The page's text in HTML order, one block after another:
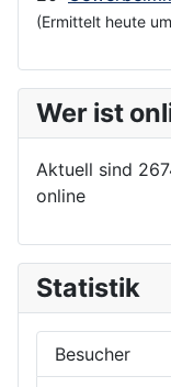
(Ermittelt heute
Wer ist
Aktuell sind
online
Statistik
Besucher